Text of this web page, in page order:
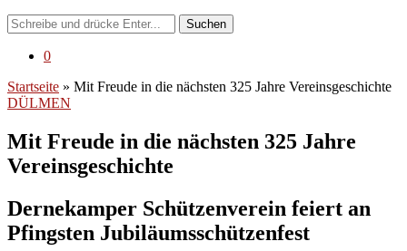
Suchen
0
Startseite » Mit Freude in die nächsten 325 Jahre Vereinsgeschichte
DÜLMEN
Mit Freude in die nächsten 325 Jahre
Vereinsgeschichte
Dernekamper Schützenverein feiert an
Pfingsten Jubiläumsschützenfest